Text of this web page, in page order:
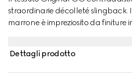
straordinarie décolleté slingback.
marrone è impreziosito da finiture
massimo comfort.
Dettagli prodotto